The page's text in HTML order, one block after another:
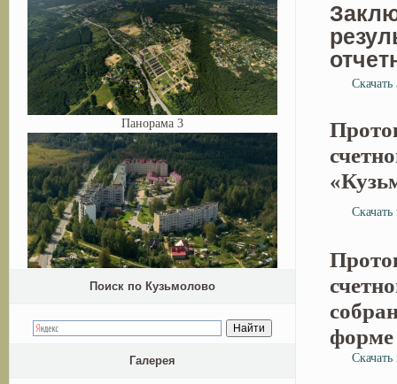
форме
Панорама 3
Поиск по Кузьмолово
Галерея